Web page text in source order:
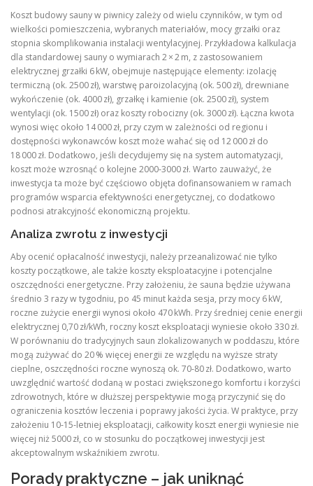
Koszt budowy sauny w piwnicy zależy od wielu czynników, w tym od
wielkości pomieszczenia, wybranych materiałów, mocy grzałki oraz
stopnia skomplikowania instalacji wentylacyjnej. Przykładowa kalkulacja
dla standardowej sauny o wymiarach 2 × 2 m, z zastosowaniem
elektrycznej grzałki 6 kW, obejmuje następujące elementy: izolację
termiczną (ok. 2500 zł), warstwę paroizolacyjną (ok. 500 zł), drewniane
wykończenie (ok. 4000 zł), grzałkę i kamienie (ok. 2500 zł), system
wentylacji (ok. 1500 zł) oraz koszty robocizny (ok. 3000 zł). Łączna kwota
wynosi więc około 14 000 zł, przy czym w zależności od regionu i
dostępności wykonawców koszt może wahać się od 12 000 zł do
18 000 zł. Dodatkowo, jeśli decydujemy się na system automatyzacji,
koszt może wzrosnąć o kolejne 2000‑3000 zł. Warto zauważyć, że
inwestycja ta może być częściowo objęta dofinansowaniem w ramach
programów wsparcia efektywności energetycznej, co dodatkowo
podnosi atrakcyjność ekonomiczną projektu.
Analiza zwrotu z inwestycji
Aby ocenić opłacalność inwestycji, należy przeanalizować nie tylko
koszty początkowe, ale także koszty eksploatacyjne i potencjalne
oszczędności energetyczne. Przy założeniu, że sauna będzie używana
średnio 3 razy w tygodniu, po 45 minut każda sesja, przy mocy 6 kW,
roczne zużycie energii wynosi około 470 kWh. Przy średniej cenie energii
elektrycznej 0,70 zł/kWh, roczny koszt eksploatacji wyniesie około 330 zł.
W porównaniu do tradycyjnych saun zlokalizowanych w poddaszu, które
mogą zużywać do 20 % więcej energii ze względu na wyższe straty
cieplne, oszczędności roczne wynoszą ok. 70‑80 zł. Dodatkowo, warto
uwzględnić wartość dodaną w postaci zwiększonego komfortu i korzyści
zdrowotnych, które w dłuższej perspektywie mogą przyczynić się do
ograniczenia kosztów leczenia i poprawy jakości życia. W praktyce, przy
założeniu 10‑15‑letniej eksploatacji, całkowity koszt energii wyniesie nie
więcej niż 5000 zł, co w stosunku do początkowej inwestycji jest
akceptowalnym wskaźnikiem zwrotu.
Porady praktyczne – jak uniknąć